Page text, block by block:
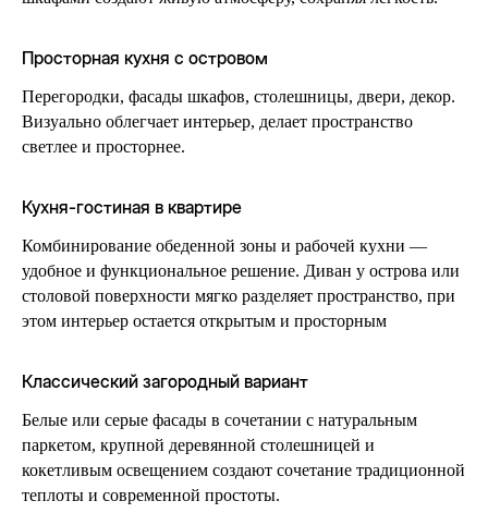
Просторная кухня с островом
Перегородки, фасады шкафов, столешницы, двери, декор.
Визуально облегчает интерьер, делает пространство
светлее и просторнее.
Кухня-гостиная в квартире
Комбинирование обеденной зоны и рабочей кухни —
удобное и функциональное решение. Диван у острова или
столовой поверхности мягко разделяет пространство, при
этом интерьер остается открытым и просторным
Классический загородный вариант
Белые или серые фасады в сочетании с натуральным
паркетом, крупной деревянной столешницей и
кокетливым освещением создают сочетание традиционной
теплоты и современной простоты.